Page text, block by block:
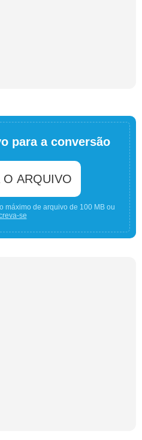
para a conversão
O ARQUIVO
máximo de arquivo de 100 MB ou
se